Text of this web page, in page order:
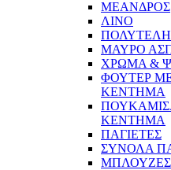
ΜΕΑΝΔΡΟΣ
ΛΙΝΟ
ΜΑΥΡΟ
ΧΡΩΜΑ &
ΦΟΥΤΕΡ
ΚΕΝΤΗΜΑ
ΚΕΝΤΗΜΑ
ΠΑΓΙΕΤΕΣ
ΣΥΝΟΛΑ
ΜΠΛΟΥΖΕΣ